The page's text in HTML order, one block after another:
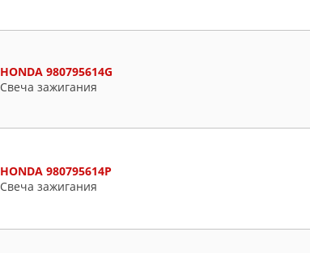
HONDA 980795614G
Свеча зажигания
HONDA 980795614P
Свеча зажигания